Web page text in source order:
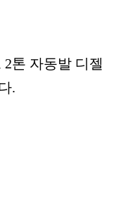
톤 자동발 디젤
.